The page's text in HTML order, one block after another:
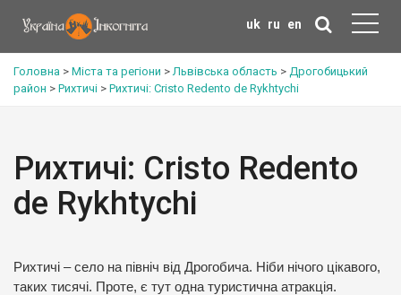
uk ru en
Головна > Міста та регіони >Львівська область > Дрогобицький
район > Рихтичі > Рихтичі: Cristo Redento de Rykhtychi
Рихтичі: Cristo Redento
de Rykhtychi
Рихтичі – село на північ від Дрогобича. Ніби нічого цікавого,
таких тисячі. Проте, є тут одна туристична атракція.